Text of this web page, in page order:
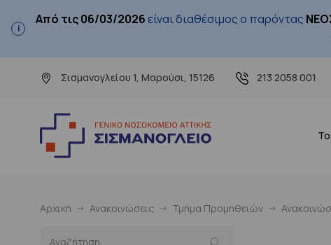
Από τις 06/03/2026 είναι διαθέσιμος ο παρόντας
Σισμανογλείου 1, Μαρούσι, 15126 213 2058 001
Αρχική Ανακοινώσεις Τμήμα Προμηθειών